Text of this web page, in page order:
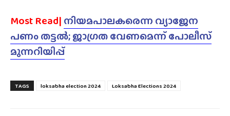
Most Read| നിയമപാലകരെന്ന വ്യാജേന
പണം തട്ടൽ; ജാഗ്രത വേണമെന്ന് പോലീസ്
മുന്നറിയിപ്പ്
TAGS loksabha election 2024 Loksabha Elections 2024